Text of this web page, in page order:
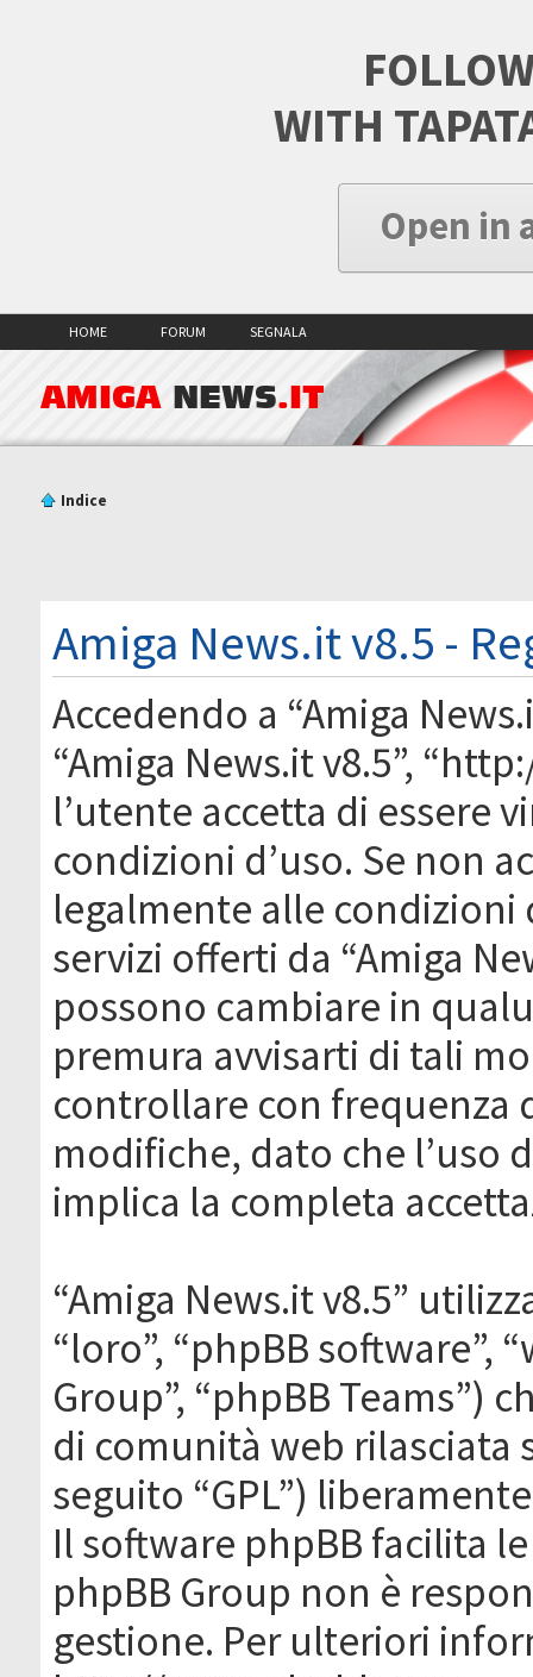
WITH
Open in
HOME FORUM SEGNALA
AMIGA NEWS.IT
Indice
Amiga News.it v8.5 -
Accedendo a “Amiga
“Amiga News.it v8.5”,
l’utente accetta di essere
condizioni d’uso. Se non
legalmente alle condizioni
servizi offerti da “Amiga
possono cambiare in
premura avvisarti di tali
controllare con frequenza
modifiche, dato che l’uso
implica la completa
“Amiga News.it v8.5”
“loro”, “phpBB software”,
Group”, “phpBB Teams”)
di comunità web rilasciata
seguito “GPL”)
Il software phpBB facilita
phpBB Group non è
gestione. Per ulteriori